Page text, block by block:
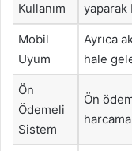
Kullanım
Mobil
Uyum
Ayrıca
hale
Ön
Ödemeli
Sistem
Ön